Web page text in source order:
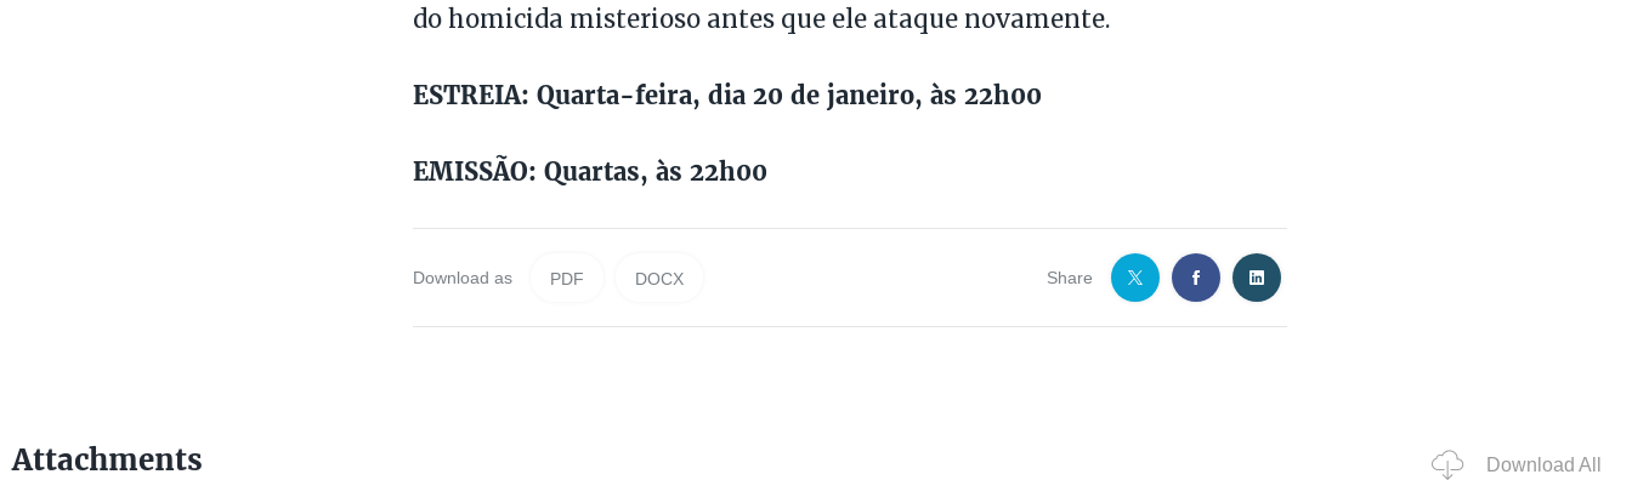
do homicida misterioso antes que ele ataque novamente.
ESTREIA: Quarta-feira, dia 20 de janeiro, às 22h00
EMISSÃO: Quartas, às 22h00
Download as PDF DOCX Share
Attachments Download All